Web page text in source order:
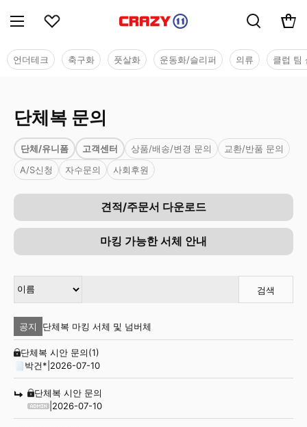
언더테크 축구화 풋살화 운동화/슬리퍼 의류 클럽 팀
단체복 문의
단체/유니폼 고객센터 상품/배송/변경 문의
교환/반품 문의
A/S신청
자수문의 사회후원
견적/주문서 다운로드
마킹 가능한 서체 안내
검색
공지 단체복 마킹 서체 및 넘버체
단체복 시안 문의(1)
박건* 2026-07-10
단체복 시안 문의
2026-07-10